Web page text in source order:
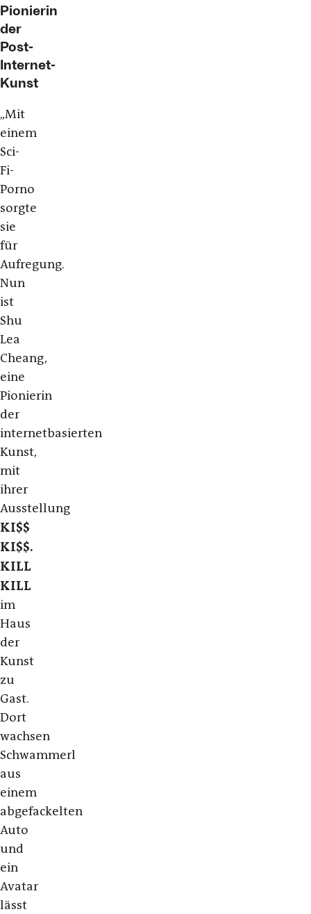
Pionierin
der
Post-
Internet-
Kunst
„Mit
einem
Sci-
Fi-
Porno
sorgte
sie
für
Aufregung.
Nun
ist
Shu
Lea
Cheang,
eine
Pionierin
der
internetbasierten
Kunst,
mit
ihrer
Ausstellung
KI$$
KI$$.
KILL
KILL
im
Haus
der
Kunst
zu
Gast.
Dort
wachsen
Schwammerl
aus
einem
abgefackelten
Auto
und
ein
Avatar
lässt